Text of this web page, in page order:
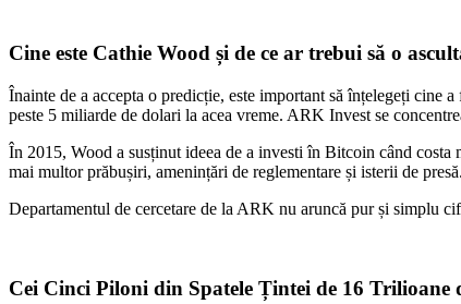
Cine este Cathie Wood și de ce ar trebui să o
Înainte de a accepta o predicție, este important să înțelegeți
peste 5 miliarde de dolari la acea vreme. ARK Invest se
În 2015, Wood a susținut ideea de a investi în Bitcoin când
mai multor prăbușiri, amenințări de reglementare și isterii de
Departamentul de cercetare de la ARK nu aruncă pur și simplu
Cei Cinci Piloni din Spatele Țintei de 16 Trilioane